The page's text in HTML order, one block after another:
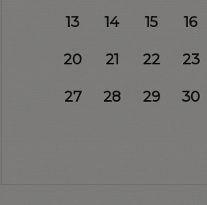
13 14 15 16
20 21 22 23
27 28 29 30